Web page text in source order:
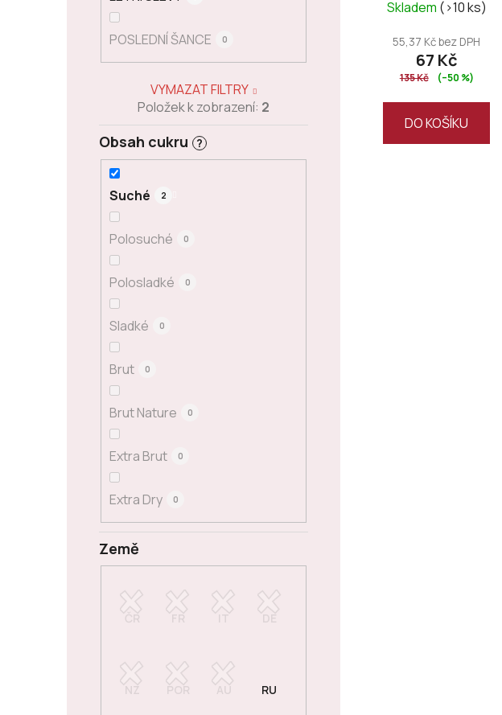
POSLEDNÍ ŠANCE 0
Země
Obsah cukru ?
Suché 2
Polosuché 0
Polosladké 0
Sladké 0
Brut 0
Brut Nature 0
Extra Brut 0
Extra Dry 0
VYMAZAT FILTRY
Položek k zobrazení: 2
Skladem (>10 ks)
55,37 Kč bez DPH
67 Kč
135 Kč (–50 %)
DO KOŠÍKU